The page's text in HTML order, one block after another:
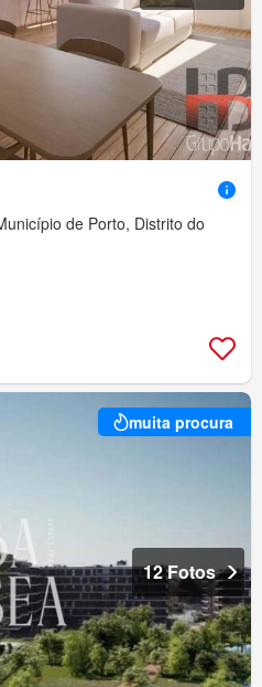
de Porto, Distrito do
muita procura
12 Fotos